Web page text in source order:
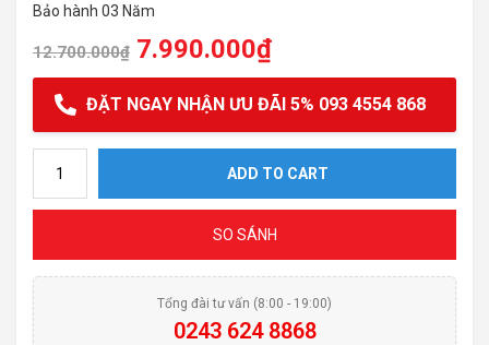
Bảo hành 03 Năm
12.700.000₫ 7.990.000₫
ĐẶT NGAY NHẬN ƯU ĐÃI 5% 093 4554 868
ADD TO CART
SO SÁNH
Tổng đài tư vấn (8:00 - 19:00)
0243 624 8868